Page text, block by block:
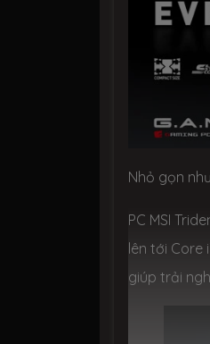
Nhỏ gọn
PC MSI
lên tới Core
giúp trải